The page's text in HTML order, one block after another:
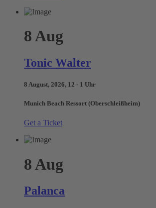
8Aug
Tonic Walter
8 August, 2026, 12 - 1 Uhr
Munich Beach Ressort (Oberschleißheim)
Get a Ticket
8 Aug
Palanca